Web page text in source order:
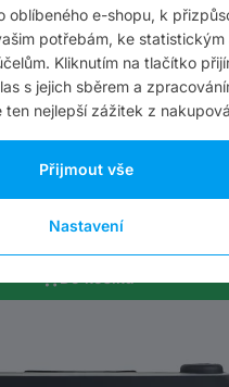
Prodigee Icon
oblíbeného e-shopu, k
potřebám, ke statistickým
Kliknutím na tlačítko
s jejich sběrem a
ten nejlepší zážitek z
Nastavení
Přijmout vše